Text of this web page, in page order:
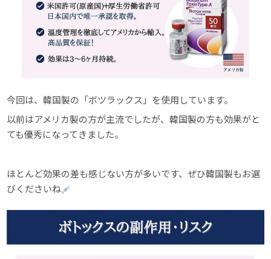
今回は、韓国製の「ボツラックス」を使用しています。
以前はアメリカ製の方が主流でしたが、韓国製の方も効果がと
ても優秀になってきました。
ほとんど効果の差も感じない方が多いです、ぜひ韓国製もお選
びくださいね